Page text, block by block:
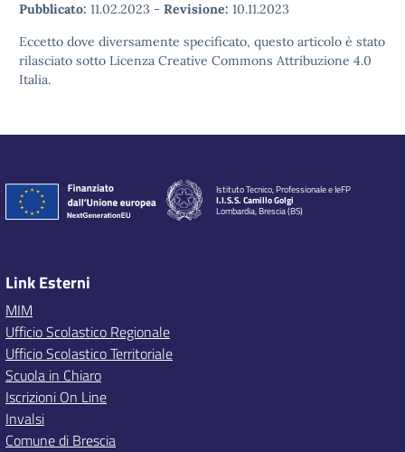
Pubblicato: 11.02.2023 - Revisione: 10.11.2023
Eccetto dove diversamente specificato, questo articolo è stato
rilasciato sotto Licenza Creative Commons Attribuzione 4.0
Italia.
Istituto Tecnico, Professionale e IeFP
I.I.S.S. Camillo Golgi
Lombardia, Brescia (BS)
Link Esterni
MIM
Ufficio Scolastico Regionale
Ufficio Scolastico Territoriale
Scuola in Chiaro
Iscrizioni On Line
Invalsi
Comune di Brescia